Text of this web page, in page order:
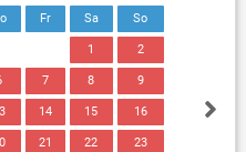
Fr Sa So
1 2
7 8 9
14 15 16
21 22 23